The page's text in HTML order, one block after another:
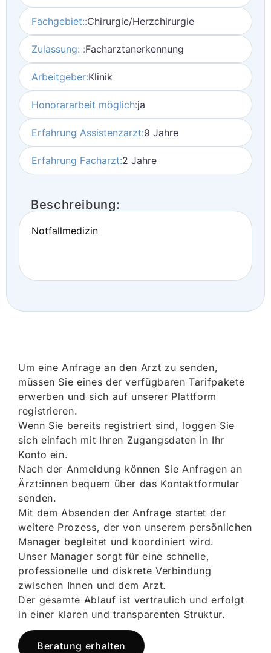
Fachgebiet::Chirurgie/Herzchirurgie
Zulassung: :Facharztanerkennung
Arbeitgeber:Klinik
Honorararbeit möglich:ja
Erfahrung Assistenzarzt:9 Jahre
Erfahrung Facharzt:2 Jahre
Beschreibung:
Notfallmedizin
Um eine Anfrage an den Arzt zu senden,
müssen Sie eines der verfügbaren Tarifpakete
erwerben und sich auf unserer Plattform
registrieren.
Wenn Sie bereits registriert sind, loggen Sie
sich einfach mit Ihren Zugangsdaten in Ihr
Konto ein.
Nach der Anmeldung können Sie Anfragen an
Ärzt:innen bequem über das Kontaktformular
senden.
Mit dem Absenden der Anfrage startet der
weitere Prozess, der von unserem persönlichen
Manager begleitet und koordiniert wird.
Unser Manager sorgt für eine schnelle,
professionelle und diskrete Verbindung
zwischen Ihnen und dem Arzt.
Der gesamte Ablauf ist vertraulich und erfolgt
in einer klaren und transparenten Struktur.
Beratung erhalten